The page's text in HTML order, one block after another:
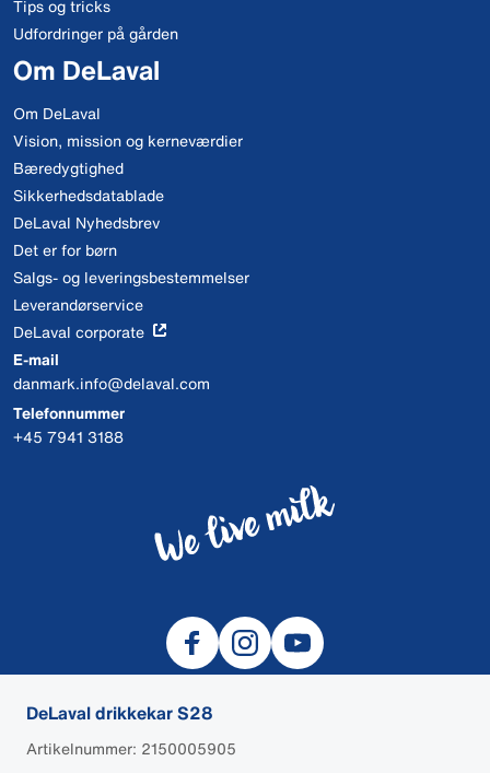
DeLaval drikkekar S28
Artikelnummer: 2150005905
Tips og tricks
Udfordringer på gården
Om DeLaval
Om DeLaval
Vision, mission og kerneværdier
Bæredygtighed
Sikkerhedsdatablade
DeLaval Nyhedsbrev
Det er for børn
Salgs- og leveringsbestemmelser
Leverandørservice
DeLaval corporate
E-mail
danmark.info@delaval.com
Telefonnummer
+45 7941 3188